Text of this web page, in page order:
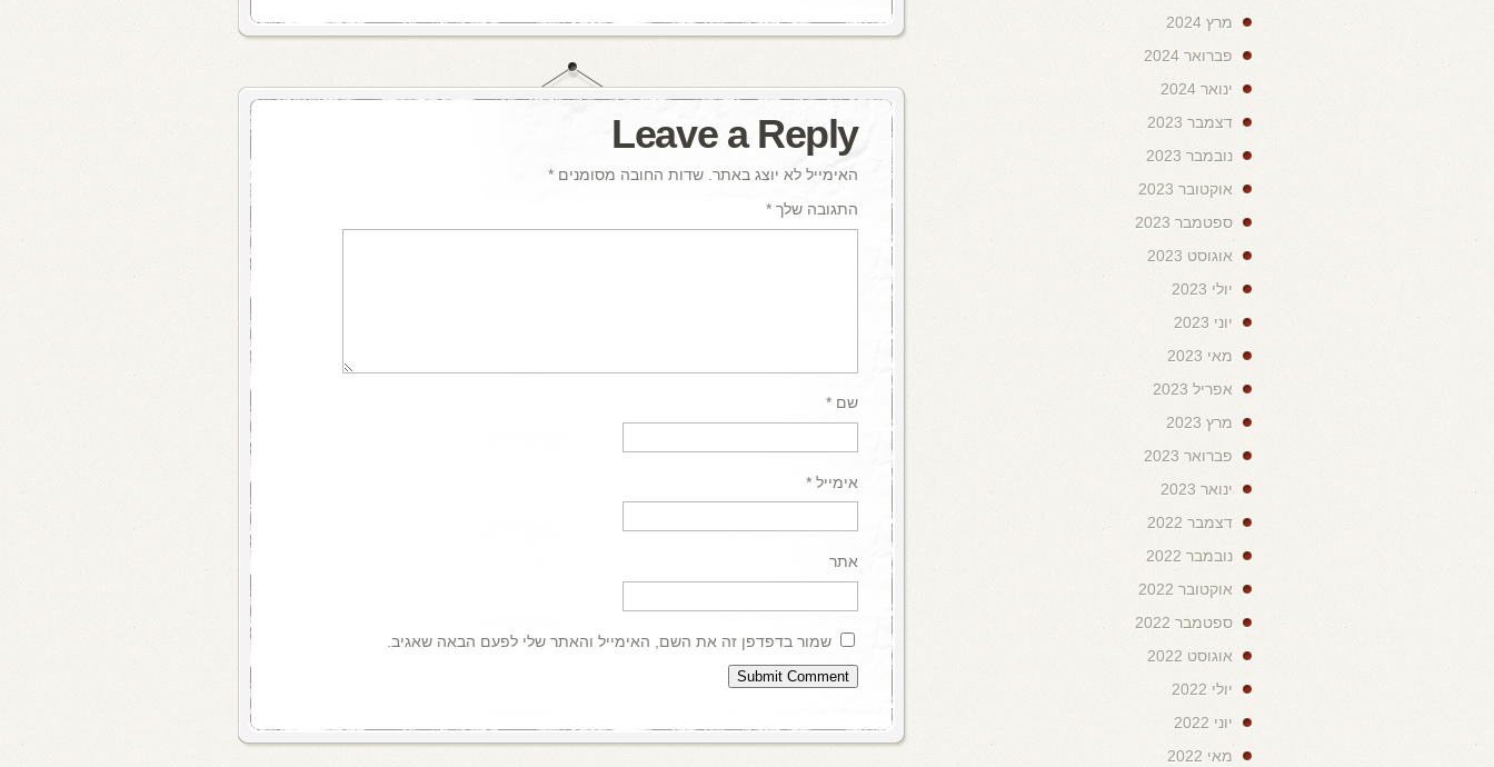
Leave a Reply
האימייל לא יוצג באתר. שדות החובה מסומנים *
התגובה שלך *
שם *
אימייל *
אתר
שמור בדפדפן זה את השם, האימייל והאתר שלי לפעם הבאה שאגיב.
מרץ 2024
פברואר 2024
ינואר 2024
דצמבר 2023
נובמבר 2023
אוקטובר 2023
ספטמבר 2023
אוגוסט 2023
יולי 2023
יוני 2023
מאי 2023
אפריל 2023
מרץ 2023
פברואר 2023
ינואר 2023
דצמבר 2022
נובמבר 2022
אוקטובר 2022
ספטמבר 2022
אוגוסט 2022
יולי 2022
יוני 2022
מאי 2022